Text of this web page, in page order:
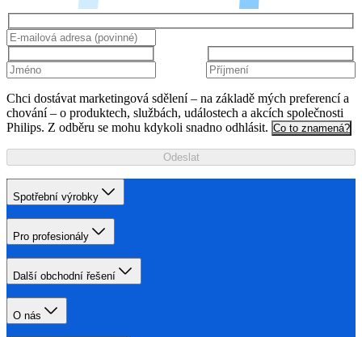
Chci dostávat marketingová sdělení – na základě mých preferencí a
chování – o produktech, službách, událostech a akcích společnosti
Philips. Z odběru se mohu kdykoli snadno odhlásit. Co to znamená?
Odeslat
Spotřební výrobky
Pro profesionály
Další obchodní řešení
O nás